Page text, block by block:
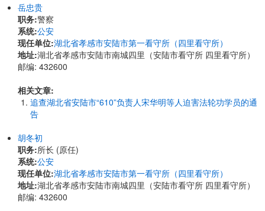
岳忠贵
职务:警察
系统:公安
现任单位:湖北省孝感市安陆市第一看守所（四里看守所）
地址:湖北省孝感市安陆市南城四里（安陆市看守所 四里看守所）
邮编: 432600
相关文章:
追查湖北省安陆市“610”负责人宋华明等人迫害法轮功学员的通
告
胡冬初
职务:所长 (原任)
系统:公安
现任单位:湖北省孝感市安陆市第一看守所（四里看守所）
地址:湖北省孝感市安陆市南城四里（安陆市看守所 四里看守所）
邮编: 432600